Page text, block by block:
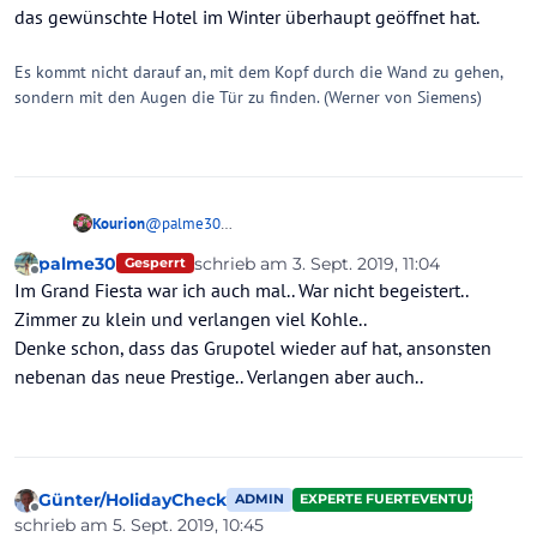
das gewünschte Hotel im Winter überhaupt geöffnet hat.
Es kommt nicht darauf an, mit dem Kopf durch die Wand zu gehen,
sondern mit den Augen die Tür zu finden. (Werner von Siemens)
Kourion@palme30
nettes kleines Hotel nahbei gegeben hätte, hätt' ich das
natürlich genommen. Aber die anderen großen Weißen
daneben haben für mich nur den Pluspunkt, dass sie
weiß sind.
Das Gran Fiesta nebenan (war 16 das Ersatzhotel) hatte
übrigens jetzt im Sommer preislich saftig angezogen.
OK, da muss ich ab Bushaltestelle wieder hochkraxeln,
aber der Mercadona liegt nebenan und ich konnte
Offline
palme30 Gesperrt schrieb am 3. Sept. 2019, 11:04
zuletzt editiert von
Im Grand Fiesta war ich auch mal.. War nicht begeistert..
Zimmer zu klein und verlangen viel Kohle..
Denke schon, dass das Grupotel wieder auf hat, ansonsten
nebenan das neue Prestige.. Verlangen aber auch..
Offline
Günter/HolidayCheck ADMIN EXPERTE FUERTEVENTURA
schrieb am 5. Sept. 2019, 10:45